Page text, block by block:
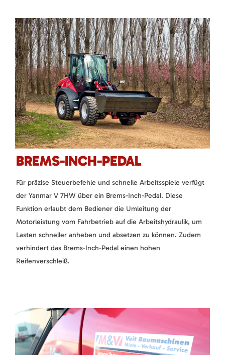
BREMS-INCH-PEDAL
Für präzise Steuerbefehle und schnelle Arbeitsspiele verfügt
der Yanmar V 7HW über ein Brems-Inch-Pedal. Diese
Funktion erlaubt dem Bediener die Umleitung der
Motorleistung vom Fahrbetrieb auf die Arbeitshydraulik, um
Lasten schneller anheben und absetzen zu können. Zudem
verhindert das Brems-Inch-Pedal einen hohen
Reifenverschleiß.